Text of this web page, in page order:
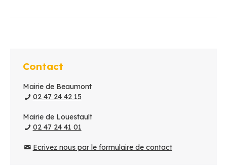
Contact
Mairie de Beaumont
02 47 24 42 15
Mairie de Louestault
02 47 24 41 01
Ecrivez nous par le formulaire de contact